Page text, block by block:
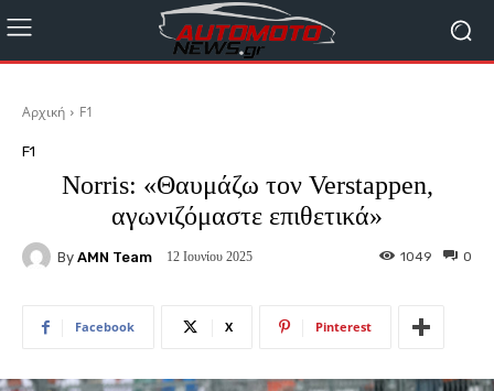
Αρχική F1
F1
Norris: «Θαυμάζω τον Verstappen,
αγωνιζόμαστε επιθετικά»
By AMN Team 12 Ιουνίου 2025 0
1049
Facebook X Pinterest